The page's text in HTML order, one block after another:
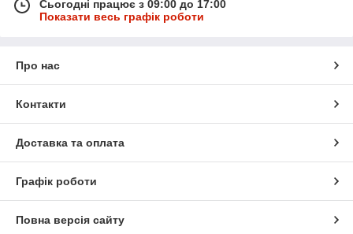
Сьогодні працює з 09:00 до 17:00
Показати весь графік роботи
Про нас
Контакти
Доставка та оплата
Графік роботи
Повна версія сайту